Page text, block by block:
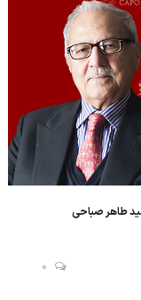
طاهر صباحی
0